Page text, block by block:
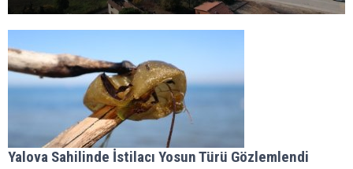
Yalova Sahilinde İstilacı Yosun Türü Gözlemlendi